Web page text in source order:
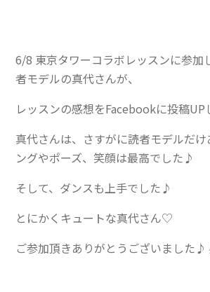
6/8 東京タワーコラボレッスンに参加
者モデルの真代さんが、
レッスンの感想をFacebookに投稿
真代さんは、さすがに読者モデルだ
ングやポーズ、笑顔は最高でした♪
そして、ダンスも上手でした♪
とにかくキュートな真代さん♡
ご参加頂きありがとうございました